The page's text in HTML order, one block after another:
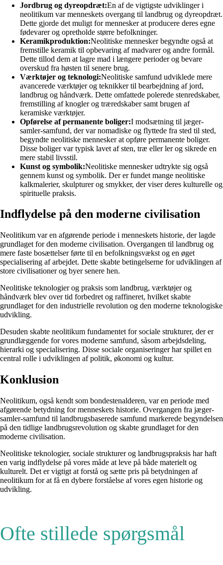
Jordbrug og dyreopdræt:En af de vigtigste udviklinger i
neolitikum var menneskets overgang til landbrug og dyreopdræt.
Dette gjorde det muligt for mennesker at producere deres egne
fødevarer og opretholde større befolkninger.
Keramikproduktion:Neolitiske mennesker begyndte også at
fremstille keramik til opbevaring af madvarer og andre formål.
Dette tillod dem at lagre mad i længere perioder og bevare
overskud fra høsten til senere brug.
Værktøjer og teknologi:Neolitiske samfund udviklede mere
avancerede værktøjer og teknikker til bearbejdning af jord,
landbrug og håndværk. Dette omfattede polerede stenredskaber,
fremstilling af knogler og træredskaber samt brugen af ​​
keramiske værktøjer.
Opførelse af permanente boliger:I modsætning til jæger-
samler-samfund, der var nomadiske og flyttede fra sted til sted,
begyndte neolitiske mennesker at opføre permanente boliger.
Disse boliger var typisk lavet af sten, træ eller ler og sikrede en
mere stabil livsstil.
Kunst og symbolik:Neolitiske mennesker udtrykte sig også
gennem kunst og symbolik. Der er fundet mange neolitiske
kalkmalerier, skulpturer og smykker, der viser deres kulturelle og
spirituelle praksis.
Indflydelse på den moderne civilisation
Neolitikum var en afgørende periode i menneskets historie, der lagde
grundlaget for den moderne civilisation. Overgangen til landbrug og
mere faste bosættelser førte til en befolkningsvækst og en øget
specialisering af arbejdet. Dette skabte betingelserne for udviklingen af
​​store civilisationer og byer senere hen.
Neolitiske teknologier og praksis som landbrug, værktøjer og
håndværk blev over tid forbedret og raffineret, hvilket skabte
grundlaget for den industrielle revolution og den moderne teknologiske
udvikling.
Desuden skabte neolitikum fundamentet for sociale strukturer, der er
grundlæggende for vores moderne samfund, såsom arbejdsdeling,
hierarki og specialisering. Disse sociale organiseringer har spillet en
central rolle i udviklingen af ​​politik, økonomi og kultur.
Konklusion
Neolitikum, også kendt som bondestenalderen, var en periode med
afgørende betydning for menneskets historie. Overgangen fra jæger-
samler-samfund til landbrugsbaserede samfund markerede begyndelsen
på den tidlige landbrugsrevolution og skabte grundlaget for den
moderne civilisation.
Neolitiske teknologier, sociale strukturer og landbrugspraksis har haft
en varig indflydelse på vores måde at leve på både materielt og
kulturelt. Det er vigtigt at forstå og sætte pris på betydningen af ​​
neolitikum for at få en dybere forståelse af vores egen historie og
udvikling.
Ofte stillede spørgsmål